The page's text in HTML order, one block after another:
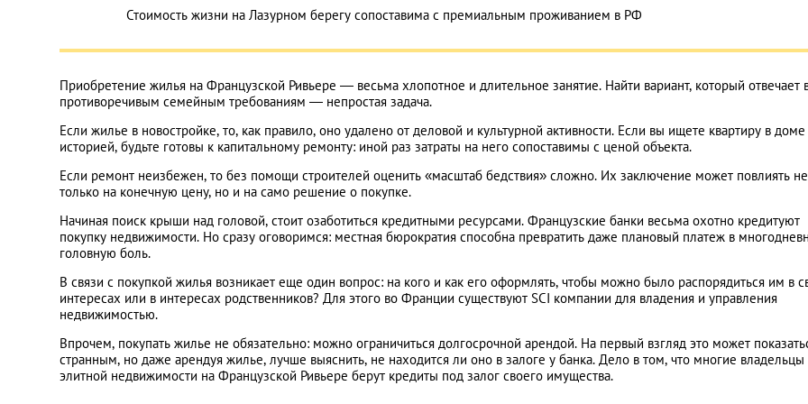
Стоимость жизни на Лазурном берегу сопоставима с премиальным проживанием в РФ
Приобретение жилья на Французской Ривьере — весьма хлопотное и длительное занятие. Найти вариант, который отвечает
противоречивым семейным требованиям — непростая задача.
Если жилье в новостройке, то, как правило, оно удалено от деловой и культурной активности. Если вы ищете квартиру в доме
историей, будьте готовы к капитальному ремонту: иной раз затраты на него сопоставимы с ценой объекта.
Если ремонт неизбежен, то без помощи строителей оценить «масштаб бедствия» сложно. Их заключение может повлиять не
только на конечную цену, но и на само решение о покупке.
Начиная поиск крыши над головой, стоит озаботиться кредитными ресурсами. Французские банки весьма охотно кредитуют
покупку недвижимости. Но сразу оговоримся: местная бюрократия способна превратить даже плановый платеж в
головную боль.
В связи с покупкой жилья возникает еще один вопрос: на кого и как его оформлять, чтобы можно было распорядиться им в
интересах или в интересах родственников? Для этого во Франции существуют SCI компании для владения и управления
недвижимостью.
Впрочем, покупать жилье не обязательно: можно ограничиться долгосрочной арендой. На первый взгляд это может
странным, но даже арендуя жилье, лучше выяснить, не находится ли оно в залоге у банка. Дело в том, что многие владельцы
элитной недвижимости на Французской Ривьере берут кредиты под залог своего имущества.